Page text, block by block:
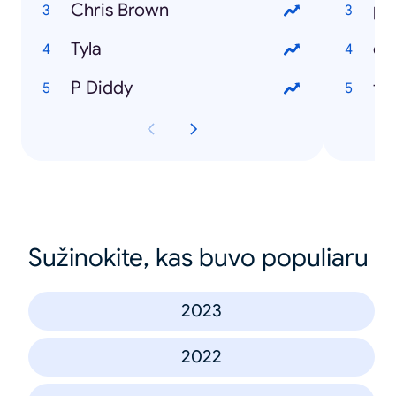
Chris Brown
Tyla
P Diddy
Sužinokite, kas buvo populiaru
2023
2022